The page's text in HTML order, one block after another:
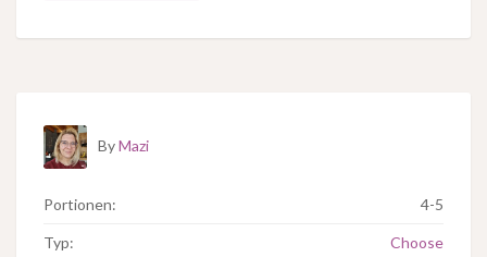
ByMazi
Portionen: 4-5
Typ: Choose